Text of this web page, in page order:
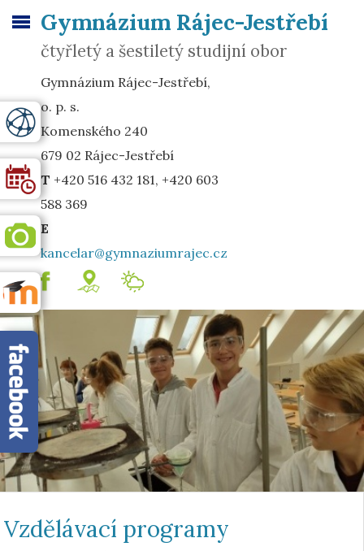
Gymnázium Rájec-Jestřebí
čtyřletý a šestiletý studijní obor
Gymnázium Rájec-Jestřebí,
o. p. s.
Komenského 240
679 02 Rájec-Jestřebí
T +420 516 432 181, +420 603
588 369
E
kancelar@gymnaziumrajec.cz
.
mapa Meteostanice
Vzdělávací programy